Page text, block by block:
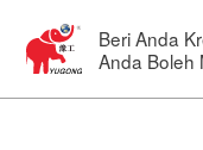
Beri Anda
Anda Boleh